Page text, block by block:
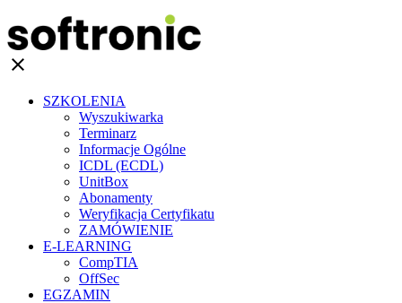
clear
SZKOLENIA
Wyszukiwarka
Terminarz
Informacje Ogólne
ICDL (ECDL)
UnitBox
Abonamenty
Weryfikacja Certyfikatu
ZAMÓWIENIE
E-LEARNING
CompTIA
OffSec
EGZAMIN